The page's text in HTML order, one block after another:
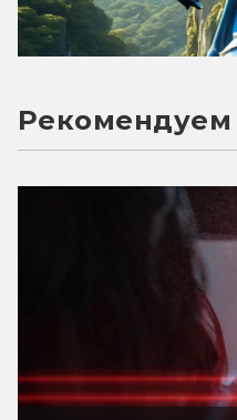
Рекомендуем